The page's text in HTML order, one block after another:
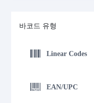
바코드 유형
Linear Codes
EAN/UPC